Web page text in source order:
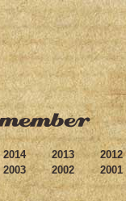
2014 2013 2012
2003 2002 2001